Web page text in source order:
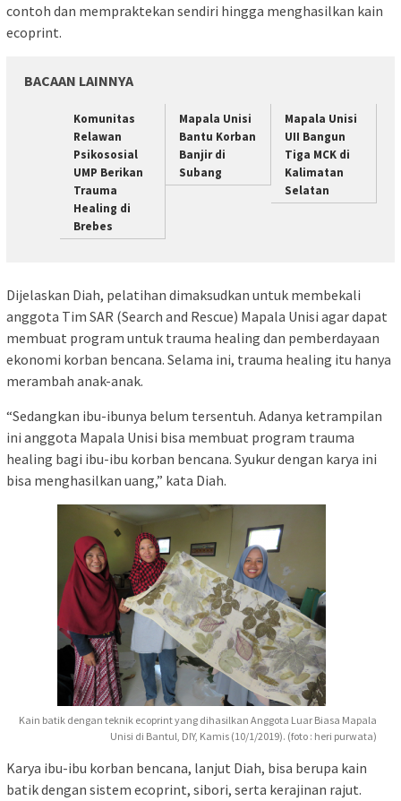
contoh dan mempraktekan sendiri hingga menghasilkan kain
ecoprint.
BACAAN LAINNYA
Komunitas
Relawan
Psikososial
UMP Berikan
Trauma
Healing di
Brebes
Mapala Unisi
Bantu Korban
Banjir di
Subang
Mapala Unisi
UII Bangun
Tiga MCK di
Kalimatan
Selatan
Dijelaskan Diah, pelatihan dimaksudkan untuk membekali
anggota Tim SAR (Search and Rescue) Mapala Unisi agar dapat
membuat program untuk trauma healing dan pemberdayaan
ekonomi korban bencana. Selama ini, trauma healing itu hanya
merambah anak-anak.
“Sedangkan ibu-ibunya belum tersentuh. Adanya ketrampilan
ini anggota Mapala Unisi bisa membuat program trauma
healing bagi ibu-ibu korban bencana. Syukur dengan karya ini
bisa menghasilkan uang,” kata Diah.
Kain batik dengan teknik ecoprint yang dihasilkan Anggota Luar Biasa Mapala
Unisi di Bantul, DIY, Kamis (10/1/2019). (foto : heri purwata)
Karya ibu-ibu korban bencana, lanjut Diah, bisa berupa kain
batik dengan sistem ecoprint, sibori, serta kerajinan rajut.